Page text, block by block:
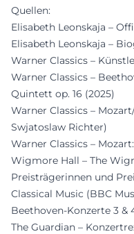
Quellen:
Elisabeth Leonskaja –
Elisabeth Leonskaja –
Warner Classics –
Warner Classics –
Quintett op. 16 (2025)
Warner Classics –
Swjatoslaw Richter)
Warner Classics –
Wigmore Hall – The
Preisträgerinnen und
Classical Music (BBC
Beethoven-Konzerte 3 &
The Guardian –